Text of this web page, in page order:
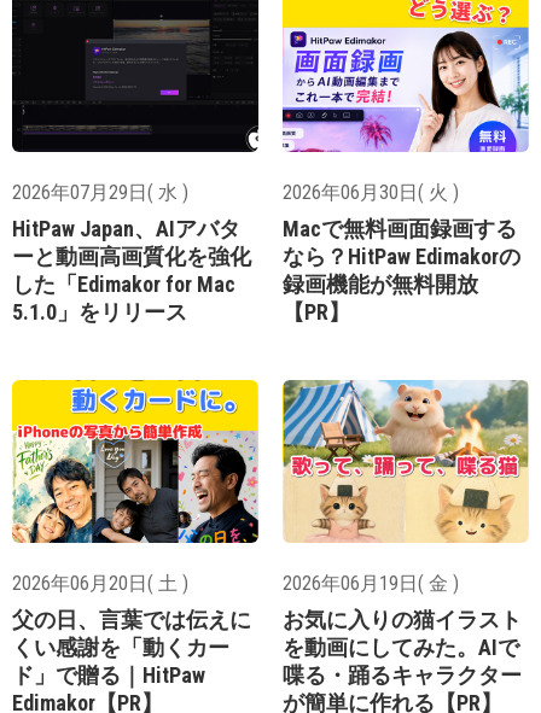
2026年07月29日( 水 )
HitPaw Japan、AIアバタ
ーと動画高画質化を強化
した「Edimakor for Mac
5.1.0」をリリース
2026年06月30日( 火 )
Macで無料画面録画する
なら？HitPaw Edimakorの
録画機能が無料開放
【PR】
2026年06月20日( 土 )
父の日、言葉では伝えに
くい感謝を「動くカー
ド」で贈る｜HitPaw
Edimakor【PR】
2026年06月19日( 金 )
お気に入りの猫イラスト
を動画にしてみた。AIで
喋る・踊るキャラクター
が簡単に作れる【PR】